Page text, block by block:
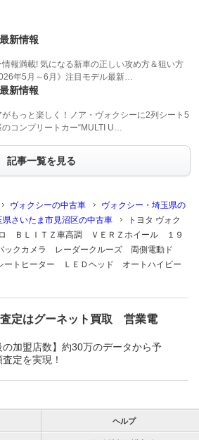
新情報
報満載! 気になる新車の正しい攻め方＆狙い方
年5月～6月》注目モデル最新…
新情報
がもっと楽しく！ノア・ヴォクシーに2列シート5
のコンプリートカー“MULTI U…
記事一覧を見る
ヴォクシーの中古車
ヴォクシー・埼玉県の
県さいたま市見沼区の中古車
トヨタ ヴォク
ＢＬＩＴＺ車高調 ＶＥＲＺホイール １９
クカメラ レーダークルーズ 両側電動ド
トヒーター ＬＥＤヘッド オートハイビー
定はグーネット買取 営業電
の加盟店数】約30万のデータから予
定を実現！
ヘルプ